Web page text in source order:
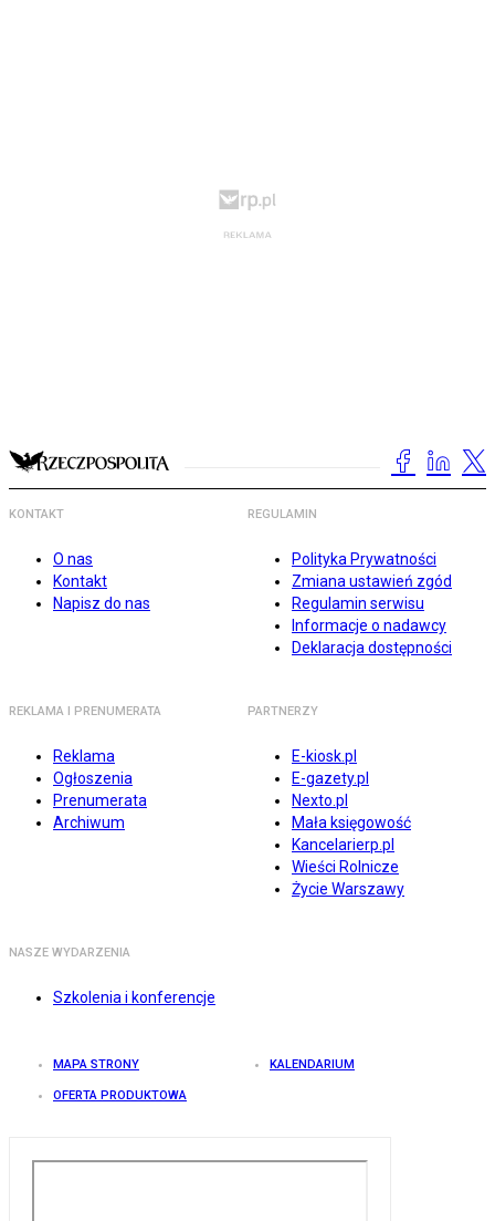
KONTAKT
O nas
Kontakt
Napisz do nas
REGULAMIN
Polityka Prywatności
Zmiana ustawień zgód
Regulamin serwisu
Informacje o nadawcy
Deklaracja dostępności
REKLAMA I PRENUMERATA
Reklama
Ogłoszenia
Prenumerata
Archiwum
PARTNERZY
E-kiosk.pl
E-gazety.pl
Nexto.pl
Mała księgowość
Kancelarierp.pl
Wieści Rolnicze
Życie Warszawy
NASZE WYDARZENIA
Szkolenia i konferencje
MAPA STRONY KALENDARIUM
OFERTA PRODUKTOWA